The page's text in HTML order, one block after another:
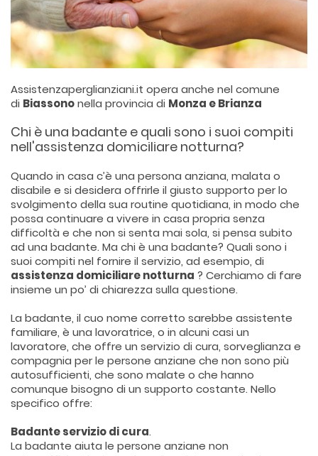
Assistenzaperglianziani.it opera anche nel comune
di Biassononella provincia di Monza e Brianza
Chi è una badante e quali sono i suoi compiti
nell'assistenza domiciliare notturna?
Quando in casa c’è una persona anziana, malata o
disabile e si desidera offrirle il giusto supporto per lo
svolgimento della sua routine quotidiana, in modo che
possa continuare a vivere in casa propria senza
difficoltà e che non si senta mai sola, si pensa subito
ad una badante. Ma chi è una badante? Quali sono i
suoi compiti nel fornire il servizio, ad esempio, di
assistenza domiciliare notturna ? Cerchiamo di fare
insieme un po’ di chiarezza sulla questione.
La badante, il cuo nome corretto sarebbe assistente
familiare, è una lavoratrice, o in alcuni casi un
lavoratore, che offre un servizio di cura, sorveglianza e
compagnia per le persone anziane che non sono più
autosufficienti, che sono malate o che hanno
comunque bisogno di un supporto costante. Nello
specifico offre:
Badante servizio di cura.
La badante aiuta le persone anziane non